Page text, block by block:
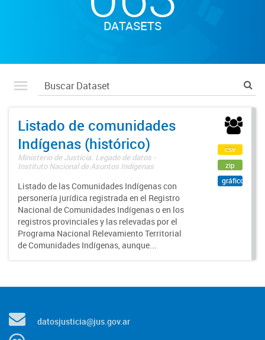
DATASETS
Listado de comunidades
Indígenas (histórico)
Ministerio de Justicia. Legado de datos -
Instituto Nacional de Asuntos Indígenas
Listado de las Comunidades Indígenas con
personería jurídica registrada en el Registro
Nacional de Comunidades Indígenas o en los
registros provinciales y las relevadas por el
Programa Nacional Relevamiento Territorial
de Comunidades Indígenas, aunque...
csv
zip
gráfico
datosjusticia@jus.gov.ar